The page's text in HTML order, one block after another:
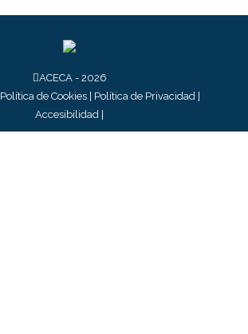
ACECA - 2026
Política de Cookies Política de Privacidad
Accesibilidad